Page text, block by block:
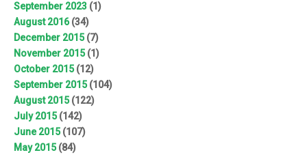
September 2023 (1)
August 2016(34)
December 2015(7)
November 2015(1)
October 2015(12)
September 2015(104)
August 2015(122)
July 2015(142)
June 2015(107)
May 2015(84)